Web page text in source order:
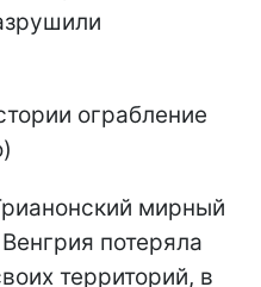
ограбление
мирный
потеряла
территорий, в